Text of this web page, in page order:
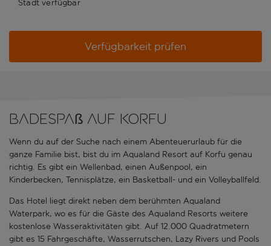
Stadt verfügbar
Verfügbarkeit prüfen
Badespaß auf Korfu
Wenn du auf der Suche nach einem Abenteuerurlaub für die
ganze Familie bist, bist du im Aqualand Resort auf Korfu genau
richtig. Es gibt ein Wellenbad, einen Außenpool, ein
Kinderbecken, Tennisplätze, ein Basketball- und ein Volleyballfeld.
Das Hotel liegt direkt neben dem berühmten Aqualand
Waterpark, wo es für die Gäste des Aqualand Resorts weitere
kostenlose Wasseraktivitäten gibt. Auf 12.000 Quadratmetern
gibt es 15 Fahrgeschäfte, Wasserrutschen, Lazy Rivers und Pools